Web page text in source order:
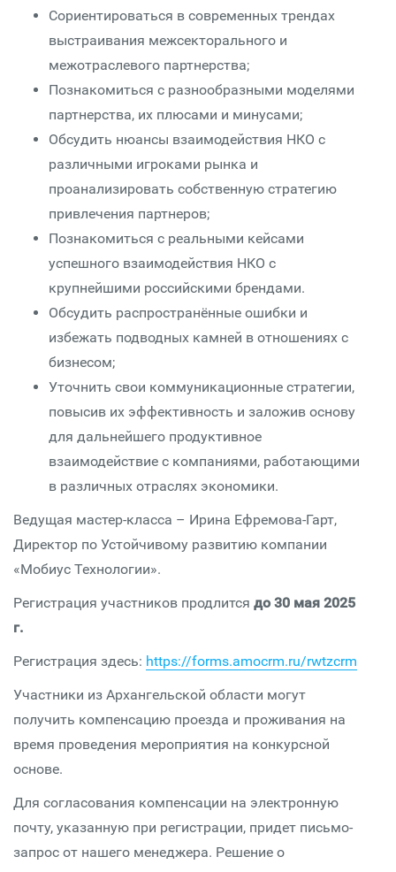
Сориентироваться в современных трендах
выстраивания межсекторального и
межотраслевого партнерства;
Познакомиться с разнообразными моделями
партнерства, их плюсами и минусами;
Обсудить нюансы взаимодействия НКО с
различными игроками рынка и
проанализировать собственную стратегию
привлечения партнеров;
Познакомиться с реальными кейсами
успешного взаимодействия НКО с
крупнейшими российскими брендами.
Обсудить распространённые ошибки и
избежать подводных камней в отношениях с
бизнесом;
Уточнить свои коммуникационные стратегии,
повысив их эффективность и заложив основу
для дальнейшего продуктивное
взаимодействие с компаниями, работающими
в различных отраслях экономики.
Ведущая мастер-класса – Ирина Ефремова-Гарт,
Директор по Устойчивому развитию компании
«Мобиус Технологии».
Регистрация участников продлится до 30 мая 2025
г.
Регистрация здесь: https://forms.amocrm.ru/rwtzcrm
Участники из Архангельской области могут
получить компенсацию проезда и проживания на
время проведения мероприятия на конкурсной
основе.
Для согласования компенсации на электронную
почту, указанную при регистрации, придет письмо-
запрос от нашего менеджера. Решение о